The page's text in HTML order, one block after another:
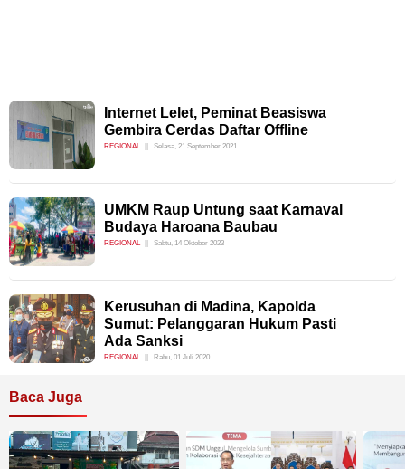
Internet Lelet, Peminat Beasiswa
Gembira Cerdas Daftar Offline
REGIONAL Selasa, 21 September 2021
UMKM Raup Untung saat Karnaval
Budaya Haroana Baubau
REGIONAL Sabtu, 14 Oktober 2023
Kerusuhan di Madina, Kapolda
Sumut: Pelanggaran Hukum Pasti
Ada Sanksi
REGIONAL Rabu, 01 Juli 2020
Baca Juga